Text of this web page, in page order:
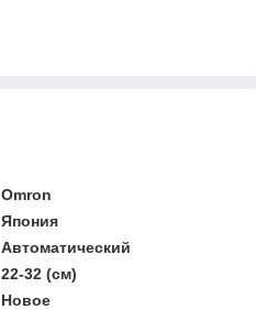
Omron
Япония
Автоматический
22-32 (см)
Новое